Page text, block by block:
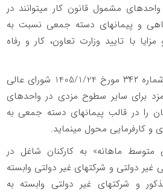
مشمول قانون کار میتوانند در
و پیمانهای دسته جمعی نسبت به
با تایید وزارت تعاون، کار و رفاه
8- بر اساس مصوبه جلسه شماره ۳۴۲ مورخ 1405/1/24 شورای عالی
مزد برای سایر سطوح مزدی در واحدهای
را در قالب پیمانهای دسته جمعی به
و کارفرمایی محول مینماید.
ماهانه» به کارکنان شاغل در
دولتی و شرکتهای غیر دولتی وابسته
و شرکتهای غیر دولتی وابسته به